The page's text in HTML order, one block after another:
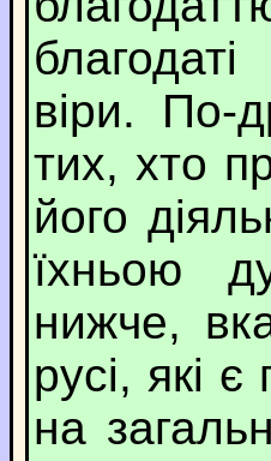
віри. По-
тих, хто
його
їхньою
нижче,
русі, які
на